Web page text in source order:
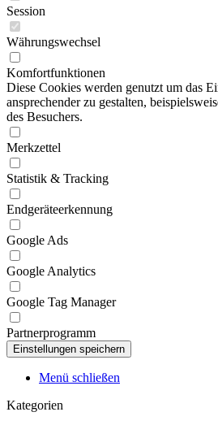
Session
Währungswechsel
Komfortfunktionen
Diese Cookies werden genutzt um das
ansprechender zu gestalten,
des Besuchers.
Merkzettel
Statistik & Tracking
Endgeräteerkennung
Google Ads
Google Analytics
Google Tag Manager
Partnerprogramm
Menü schließen
Kategorien